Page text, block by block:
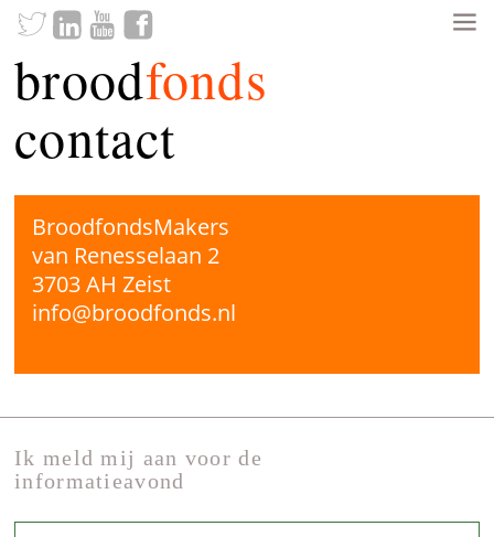
broodfonds
contact
BroodfondsMakers
van Renesselaan 2
3703 AH Zeist
info@broodfonds.nl
Ik meld mij aan voor de
informatieavond